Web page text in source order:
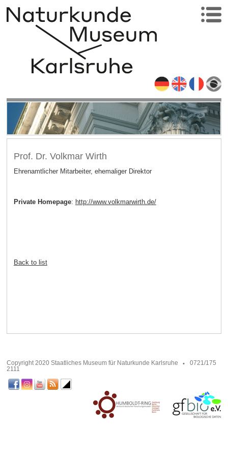
Prof. Dr. Volkmar Wirth
Ehrenamtlicher Mitarbeiter, ehemaliger Direktor
Private Homepage: http://www.volkmarwirth.de/
Back to list
Copyright 2020 Staatliches Museum für Naturkunde Karlsruhe
0721/175
2111